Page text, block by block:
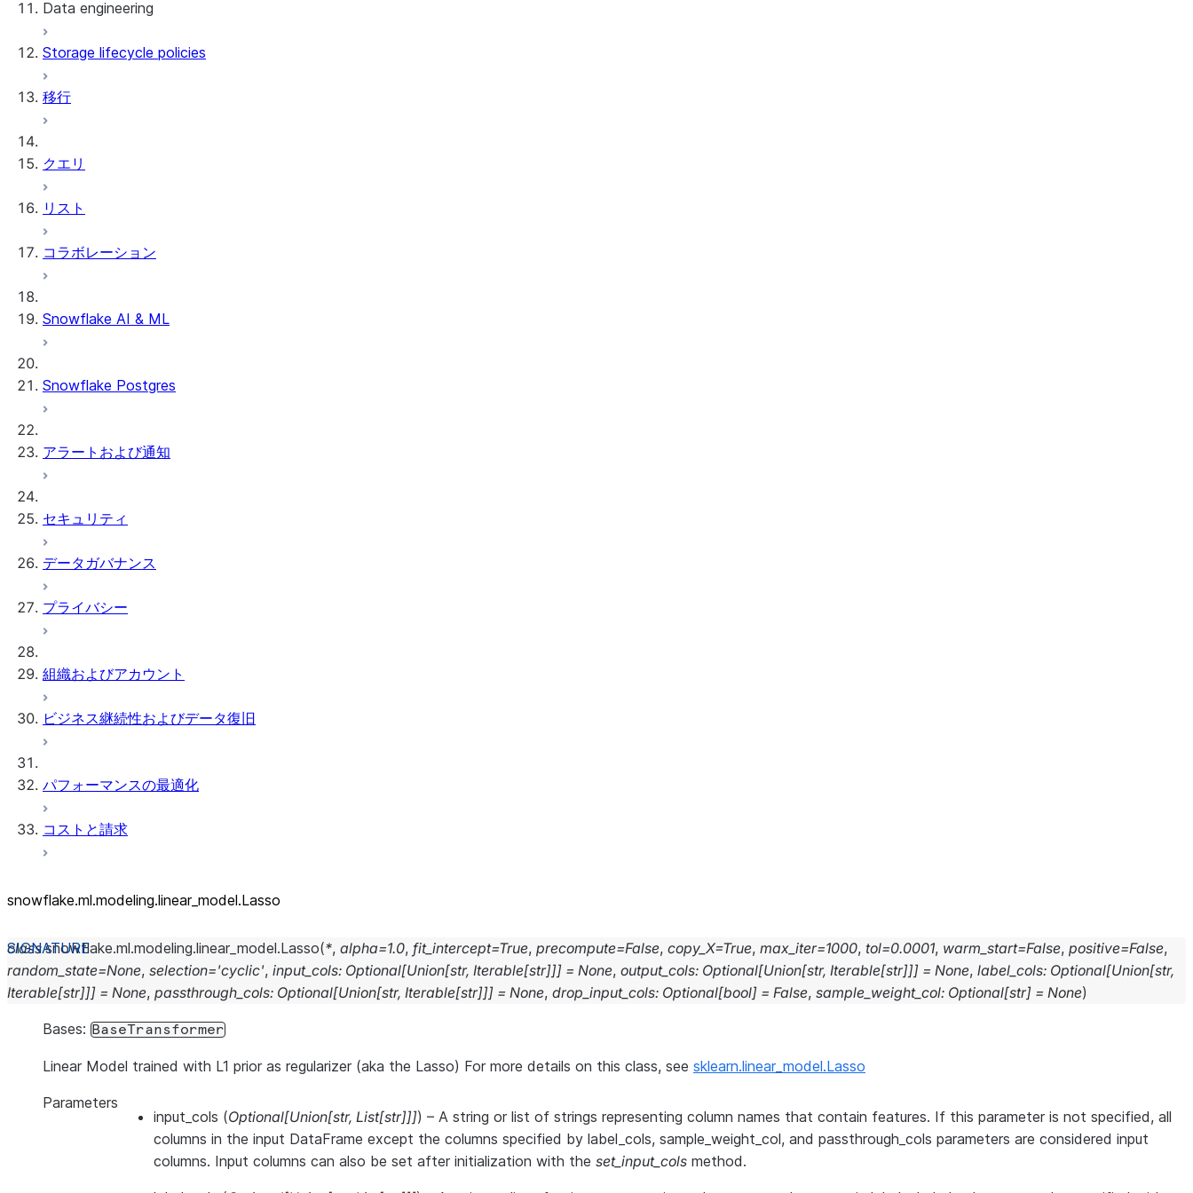
Snowflake Openflow
Apache Iceberg™
Data engineering
データのロード
DCM Projects
Snowflakeでのdbtプロジェクト
Storage lifecycle policies
移行
クエリ
リスト
コラボレーション
Snowflake AI & ML
Snowflake Postgres
アラートおよび通知
セキュリティ
データガバナンス
プライバシー
組織およびアカウント
ビジネス継続性およびデータ復旧
パフォーマンスの最適化
コストと請求
snowflake.ml.modeling.linear_ model.Lasso
class snowflake.ml.modeling.linear_model.Lasso(*, alpha=1.0, fit_intercept=True, precompute=False, copy_X=True, max_iter=1000, tol=0.0001, warm_start=False, positive=False,
random_state=None, selection='cyclic', input_cols: Optional[Union[str, Iterable[str]]] = None, output_cols: Optional[Union[str, Iterable[str]]] = None, label_cols: Optional[Union[str,
Iterable[str]]] = None, passthrough_cols: Optional[Union[str, Iterable[str]]] = None, drop_input_cols: Optional[bool] = False, sample_weight_col: Optional[str] = None)
Bases: BaseTransformer
Linear Model trained with L1 prior as regularizer (aka the Lasso) For more details on this class, see sklearn.linear_model.Lasso
Parameters
input_cols (Optional[Union[str, List[str]]]) – A string or list of strings representing column names that contain features. If this parameter is not specified, all
columns in the input DataFrame except the columns specified by label_cols, sample_weight_col, and passthrough_cols parameters are considered input
columns. Input columns can also be set after initialization with the set_input_cols method.